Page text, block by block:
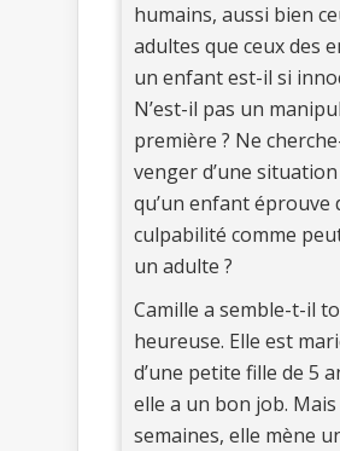
humains, aussi bien
adultes que ceux des
un enfant est-il si
N’est-il pas un
première ? Ne
venger d’une situation
qu’un enfant éprouve
culpabilité comme
un adulte ?
Camille a semble-t-il
heureuse. Elle est
d’une petite fille de 5
elle a un bon job.
semaines, elle mène